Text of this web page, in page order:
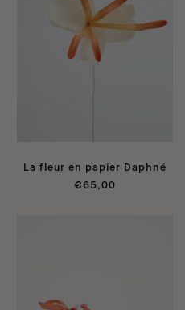
La fleur en papier Daphné
€65,00